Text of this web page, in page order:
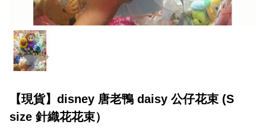
【現貨】disney 唐老鴨 daisy 公仔花束 (S
size 針織花花束）